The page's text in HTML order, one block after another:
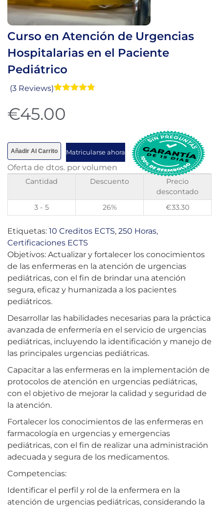
Curso en Atención de Urgencias
Hospitalarias en el Paciente
Pediátrico
de 5 en
base a
(3 Reviews)
€45.00
Añadir Al Carrito Matricularse ahora
Oferta de dtos. por volumen
Cantidad Descuento
Precio
descontado
3 - 5
26% €33.30
Etiquetas: 10 Creditos ECTS, 250 Horas,
Certificaciones ECTS
Objetivos: Actualizar y fortalecer los conocimientos
de las enfermeras en la atención de urgencias
pediátricas, con el fin de brindar una atención
segura, eficaz y humanizada a los pacientes
pediátricos.
Desarrollar las habilidades necesarias para la práctica
avanzada de enfermería en el servicio de urgencias
pediátricas, incluyendo la identificación y manejo de
las principales urgencias pediátricas.
Capacitar a las enfermeras en la implementación de
protocolos de atención en urgencias pediátricas,
con el objetivo de mejorar la calidad y seguridad de
la atención.
Fortalecer los conocimientos de las enfermeras en
farmacología en urgencias y emergencias
pediátricas, con el fin de realizar una administración
adecuada y segura de los medicamentos.
Competencias:
Identificar el perfil y rol de la enfermera en la
atención de urgencias pediátricas, considerando la